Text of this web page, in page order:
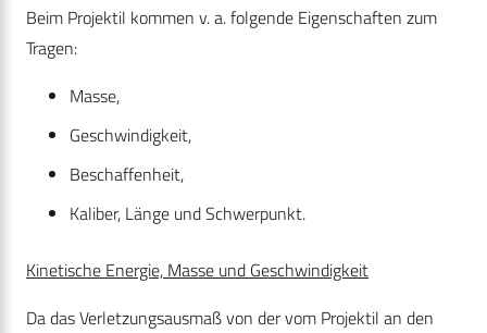
Beim Projektil kommen v. a. folgende Eigenschaften zum
Tragen:
Masse,
Geschwindigkeit,
Beschaffenheit,
Kaliber, Länge und Schwerpunkt.
Kinetische Energie, Masse und Geschwindigkeit
Da das Verletzungsausmaß von der vom Projektil an den